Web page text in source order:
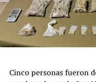
proyectil en su
menor gravedad que el
El imputado también
enfrentamiento, con
fuera de riesgo vital.
Cinco personas fueron